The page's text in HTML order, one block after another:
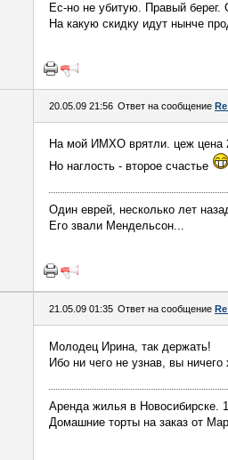
Ес-но не убитую. Правый берег.
На какую скидку идут нынче
20.05.09 21:56 Ответ на сообщение
На мой ИМХО врятли. цеж цена
Но наглость - второе счастье
Один еврей, несколько лет
Его звали Мендельсон...
21.05.09 01:35 Ответ на сообщение
Молодец Ирина, так держать!
Ибо ни чего не узнав, вы
Аренда жилья в Новосибирске.
Домашние торты на заказ от